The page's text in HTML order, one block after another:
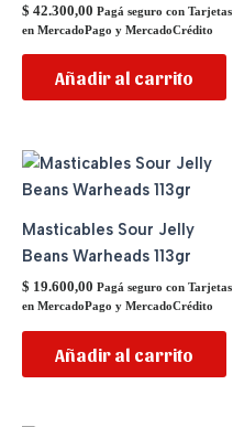
$ 42.300,00 Pagá seguro con Tarjetas
en MercadoPago y MercadoCrédito
Añadir al carrito
Masticables Sour Jelly
Beans Warheads 113gr
$ 19.600,00 Pagá seguro con Tarjetas
en MercadoPago y MercadoCrédito
Añadir al carrito